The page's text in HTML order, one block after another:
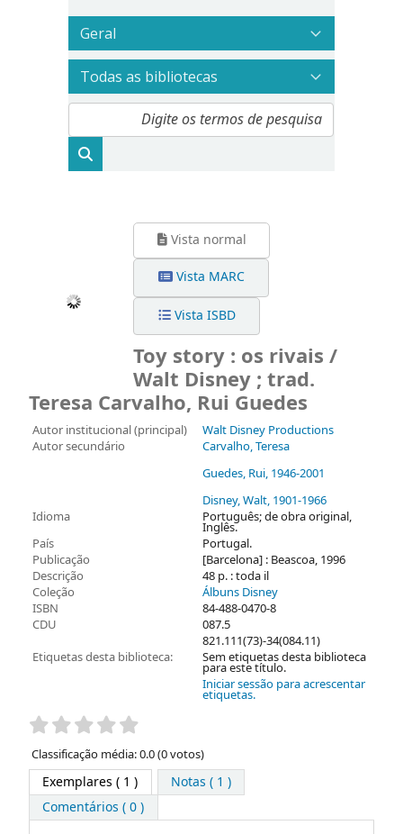
Vista normal
Vista MARC
Vista ISBD
Toy story : os rivais /
Walt Disney ; trad.
Teresa Carvalho, Rui Guedes
Autor institucional (principal)
Walt Disney Productions
Autor secundário
Carvalho, Teresa
Guedes, Rui, 1946-2001
Disney, Walt, 1901-1966
Idioma
Português; de obra original,
Inglês.
País
Portugal.
Publicação
[Barcelona] : Beascoa, 1996
Descrição
48 p. : toda il
Coleção
Álbuns Disney
ISBN
84-488-0470-8
CDU
087.5
821.111(73)-34(084.11)
Etiquetas desta biblioteca:
Sem etiquetas desta biblioteca
para este título.
Iniciar sessão para acrescentar
etiquetas.
Pontuação
Classificação média: 0.0 (0 votos)
Exemplares ( 1 )
Notas ( 1 )
Comentários ( 0 )